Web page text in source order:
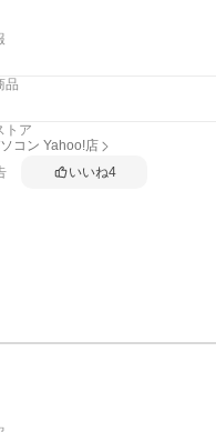
品
トア
コン Yahoo!店
いいね4